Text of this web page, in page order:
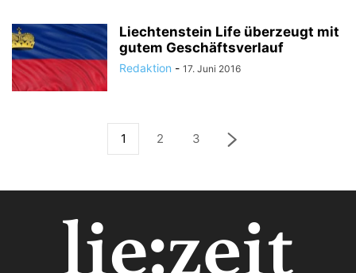
Liechtenstein Life überzeugt mit
gutem Geschäftsverlauf
Redaktion - 17. Juni 2016
1 2 3